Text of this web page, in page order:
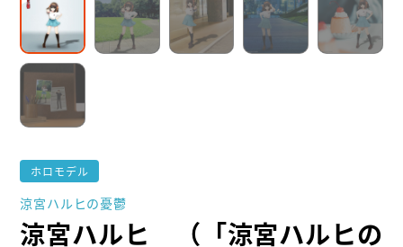
ホロモデル
涼宮ハルヒの憂鬱
涼宮ハルヒ （「涼宮ハルヒの